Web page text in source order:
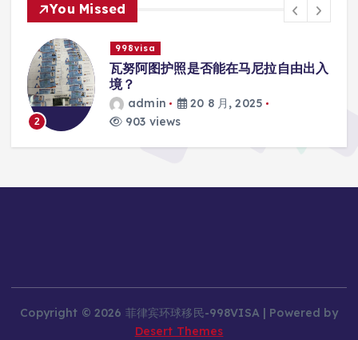
You Missed
3
998visa
瓦努阿图护照是否能在马尼拉使用国际
学校的注册？
admin
20 8 月, 2025
818 views
Copyright © 2026 菲律宾环球移民-998VISA | Powered by
Desert Themes